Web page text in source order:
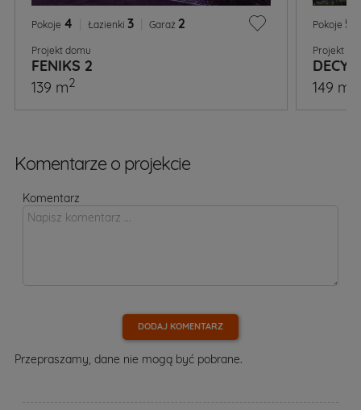
Pokoje 4 Łazienki 3 Garaż 2
Projekt domu
FENIKS 2
139 m2
Pokoje 5
Projekt
149 m
Komentarze o projekcie
Komentarz
DODAJ KOMENTARZ
Przepraszamy, dane nie mogą być pobrane.